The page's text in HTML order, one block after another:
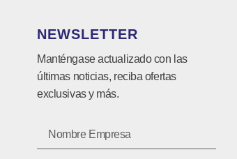
NEWSLETTER
Manténgase actualizado con las
últimas noticias, reciba ofertas
exclusivas y más.